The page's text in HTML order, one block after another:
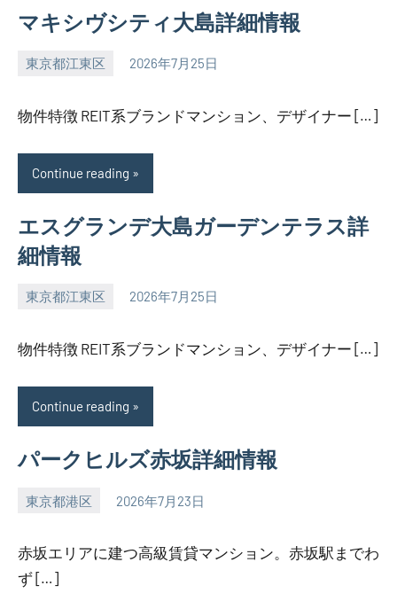
マキシヴシティ大島詳細情報
東京都江東区 2026年7月25日
SEZIMO
物件特徴 REIT系ブランドマンション、デザイナー […]
Continue reading
エスグランデ大島ガーデンテラス詳
細情報
東京都江東区 2026年7月25日
SEZIMO
物件特徴 REIT系ブランドマンション、デザイナー […]
Continue reading
パークヒルズ赤坂詳細情報
東京都港区 2026年7月23日
SEZIMO
赤坂エリアに建つ高級賃貸マンション。赤坂駅までわ
ず […]